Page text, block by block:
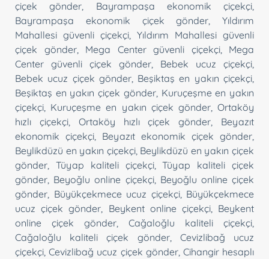
çiçek gönder
Bayrampaşa ekonomik çiçekçi
Bayrampaşa ekonomik çiçek gönder
Yıldırım
Mahallesi güvenli çiçekçi
Yıldırım Mahallesi güvenli
çiçek gönder, Mega Center güvenli çiçekçi, Mega
Center güvenli çiçek gönder
Bebek ucuz çiçekçi
Bebek ucuz çiçek gönder, Beşiktaş en yakın çiçekçi
Beşiktaş en yakın çiçek gönder, Kuruçeşme en yakın
çiçekçi Kuruçeşme en yakın çiçek gönder,Ortaköy
hızlı çiçekçi, Ortaköy hızlı çiçek gönder
Beyazıt
ekonomik çiçekçi
Beyazıt ekonomik çiçek gönder
Beylikdüzü en yakın çiçekçi, Beylikdüzü en yakın çiçek
gönder
Tüyap kaliteli çiçekçi,Tüyap kaliteli çiçek
gönder Beyoğlu online çiçekçi, Beyoğlu online çiçek
gönder Büyükçekmece ucuz çiçekçi, Büyükçekmece
ucuz çiçek gönder
Beykent online çiçekçi, Beykent
online çiçek gönder
Cağaloğlu kaliteli çiçekçi
Cağaloğlu kaliteli çiçek gönder, Cevizlibağ ucuz
çiçekçi ,Cevizlibağ ucuz çiçek gönder, Cihangir hesaplı